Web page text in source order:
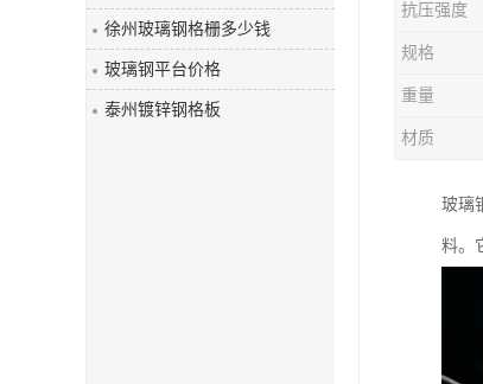
徐州玻璃钢格栅多少钱
玻璃钢平台价格
泰州镀锌钢格板
抗压强度
规格
重量
材质
玻璃
料。